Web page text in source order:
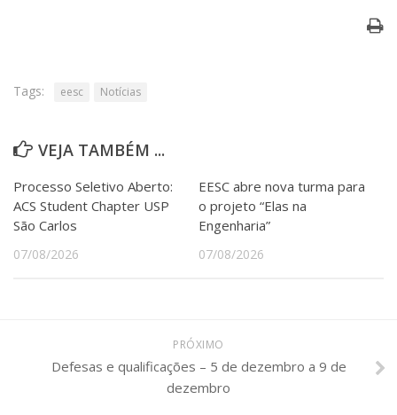
Tags: eesc Notícias
VEJA TAMBÉM ...
Processo Seletivo Aberto:
ACS Student Chapter USP
São Carlos
07/08/2026
EESC abre nova turma para
o projeto “Elas na
Engenharia”
07/08/2026
PRÓXIMO
Defesas e qualificações – 5 de dezembro a 9 de
dezembro